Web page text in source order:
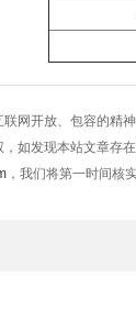
联网开放、包容的
如发现本站文章存
，我们将第一时间核